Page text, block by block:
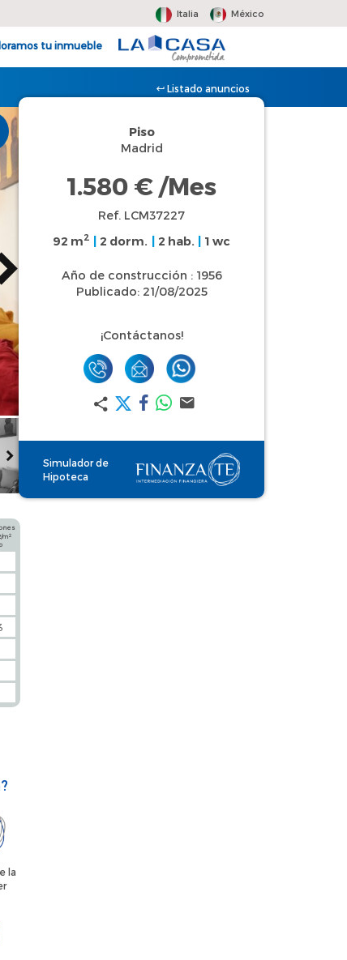
Italia México
tu inmueble
Listado anuncios
m2
la
Piso
Madrid
1.580 € /Mes
Ref. LCM37227
92 m2 2 dorm. 2 hab. 1 wc
Año de construcción : 1956
Publicado: 21/08/2025
¡Contáctanos!
Simulador de
Hipoteca